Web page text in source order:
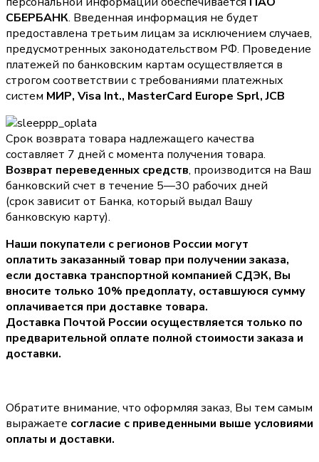
СБЕРБАНК. Введенная информация не будет
предоставлена третьим лицам за исключением случаев,
предусмотренных законодательством РФ. Проведение
платежей по банковским картам осуществляется в
строгом соответствии с требованиями платежных
систем МИР, Visa Int., MasterCard Europe Sprl, JCB
Срок возврата товара надлежащего качества
составляет 7 дней с момента получения товара.
Возврат переведенных средств, производится на Ваш
банковский счет в течение 5—30 рабочих дней
(срок зависит от Банка, который выдал Вашу
банковскую карту).
Наши покупатели с регионов России могут
оплатить заказанный товар при получении заказа,
если доставка транспортной компанией СДЭК, Вы
вносите только 10% предоплату, оставшуюся сумму
оплачивается при доставке товара.
Доставка Почтой России осуществляется только по
предварительной оплате полной стоимости заказа и
доставки.
Обратите внимание, что оформляя заказ, Вы тем самым
выражаете согласие с приведенными выше условиями
оплаты и доставки.